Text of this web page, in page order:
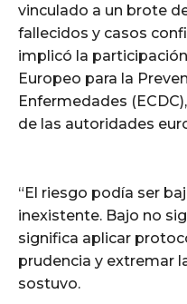
vinculado a un brote
fallecidos y casos
implicó la
Europeo para la
Enfermedades
de las autoridades
“El riesgo podía ser
inexistente. Bajo no
significa aplicar
prudencia y extremar
sostuvo.